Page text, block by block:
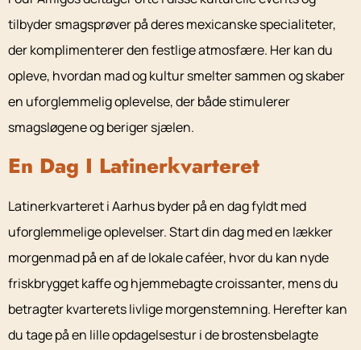
tilbyder smagsprøver på deres mexicanske specialiteter,
der komplimenterer den festlige atmosfære. Her kan du
opleve, hvordan mad og kultur smelter sammen og skaber
en uforglemmelig oplevelse, der både stimulerer
smagsløgene og beriger sjælen.
En Dag I Latinerkvarteret
Latinerkvarteret i Aarhus byder på en dag fyldt med
uforglemmelige oplevelser. Start din dag med en lækker
morgenmad på en af de lokale caféer, hvor du kan nyde
friskbrygget kaffe og hjemmebagte croissanter, mens du
betragter kvarterets livlige morgenstemning. Herefter kan
du tage på en lille opdagelsestur i de brostensbelagte